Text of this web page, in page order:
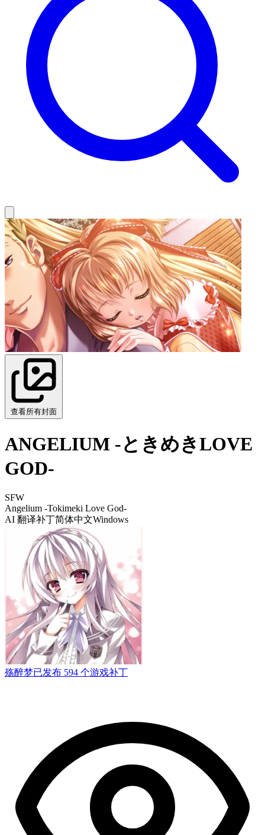
查看所有封面
ANGELIUM -ときめきLOVE
GOD-
SFW
Angelium -Tokimeki Love God-
AI 翻译补丁简体中文Windows
殇醉梦已发布 594 个游戏补丁